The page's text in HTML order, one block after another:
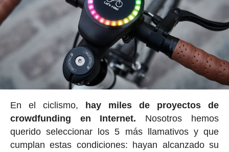
En el ciclismo, hay miles de proyectos de
crowdfunding en Internet. Nosotros hemos
querido seleccionar los 5 más llamativos y que
cumplan estas condiciones: hayan alcanzado su